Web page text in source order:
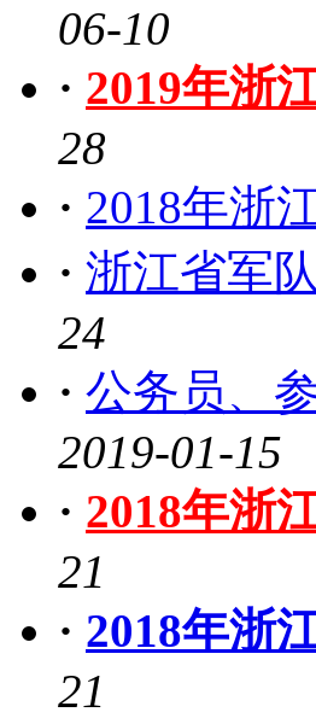
06-10
· 2019年浙
28
· 2018年浙
· 浙江省军
24
· 公务员、
2019-01-15
· 2018年浙
21
· 2018年浙
21